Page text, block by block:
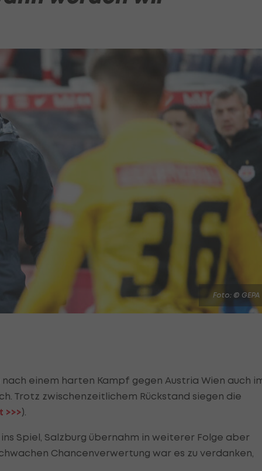
Foto: © GEPA
einem harten Kampf gegen Austria Wien auch
Trotz zwischenzeitlichem Rückstand siegen die
).
Spiel, Salzburg übernahm in weiterer Folge aber
Chancenverwertung war es zu verdanken,